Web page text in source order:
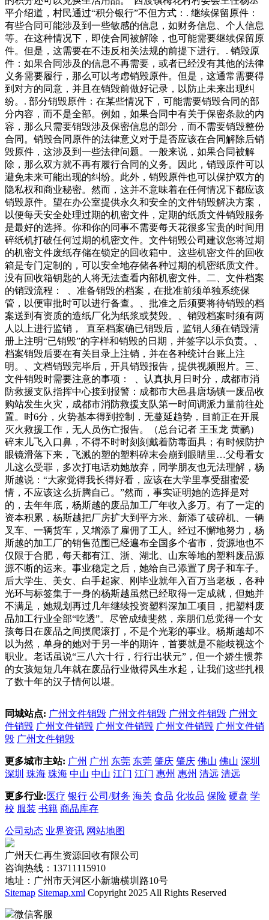
平介绍道，村民通过“积分银行”不但方式：. 继续保留原件：
有些合同可能涉及到一些敏感的信息，如财务信息、个人信息
等。在这种情况下，即使合同被解除，也可能需要继续保留原
件。但是，这需要在不违反相关法规的前提下进行。. 销毁原
件：如果合同涉及的信息不再需要，或者已经没有其他的法律
义务需要履行，那么可以考虑销毁原件。但是，这通常需要得
到对方的同意，并且在销毁前做好记录，以防止未来出现纠
纷。. 部分销毁原件：在某些情况下，可能需要销毁合同的部
分内容，而不是全部。例如，如果合同中有关于保密条款的内
容，那么只需要销毁涉及保密信息的部分，而不需要销毁整份
合同。销毁合同原件的法律意义对于是否应该在合同解除后销
毁原件，这涉及到一些法律问题。一般来说，如果合同被解
除，那么双方就不再有履行合同的义务。因此，销毁原件可以
避免未来可能出现的纠纷。此外，销毁原件也可以保护双方的
隐私权和商业秘密。然而，这并不意味着在任何情况下都应该
销毁原件。望在办公室提供永久和安全的文件销毁解决方案，
以便每天安全处理过期的机密文件，定期的纸质文件销毁服务
是最好的选择。你和你的同事不需要每天花很多宝贵的时间用
碎纸机打破任何过期的机密文件。文件销毁公司建议您将过期
的机密文件废纸存储在锁定的回收箱中。这些机密文件的回收
箱是专门定制的，可以安全地存储各种过期的机密纸质文件。
没有回收箱钥匙的人将无法查看内部机密文件。二、文件档案
的销毁流程： 、准备销毁的档案，在批准前须单独系统保
管，以便审批时可以进行备查。、批准之后须要将待销毁的档
案送到有资质的造纸厂化为纸浆或焚毁。、销毁档案时须有两
人以上进行监销， 直至档案确已销毁后，监销人须在销毁清
册上注明“已销毁”的字样和销毁的日期，并签字以示负责。、
档案销毁后要在有关目录上注销，并在各种统计台账上注
明。、文档销毁完毕后，开具销毁报告，提供视频照片。三、
文件销毁时需要注意的事项： 、认真执月日时分，成都市消
防救援支队指挥中心接到报警：成都市大邑县唐场镇一废品收
购站发生火灾，成都市消防救援支队第一时间调派力量前往处
置。时6分，火势基本得到控制，无蔓延趋势，目前正在开展
灭火救援工作，无人员伤亡报告。（总台记者 王玉龙 黄鹂）
碎末儿飞入口鼻，不得不时时刻刻戴着防毒面具；有时候防护
眼镜滑落下来，飞溅的塑的塑料碎末会崩到眼睛里…父母看女
儿这么受罪，多次打电话劝她放弃，同学朋友也无法理解，杨
斯越说：“大家觉得我长得好看，应该在大学里享受甜蜜爱
情，不应该这么折腾自己。”然而，事实证明她的选择是对
的，去年年底，杨斯越的废品加工厂年收入多万。有了一定的
资本积累，杨斯越把厂房扩大到平方米、新添了破碎机、一辆
叉车、一辆货车，又增添了雇佣了工人。经过不懈地努力，杨
斯越的加工厂的销售范围已经遍布全国多个省市，货源地也不
仅限于合肥，每天都有江、浙、湖北、山东等地的塑料废品源
源不断的运来。事业稳定之后，她给自己添置了房子和车子。
后大学生、美女、白手起家、刚毕业就年入百万当老板，各种
光环与标签集于一身的杨斯越虽然已经取得一定成就，但她并
不满足，她规划再过几年继续投资塑料深加工项目，把塑料废
品加工行业全部“吃透”。尽管成绩斐然，亲朋们总觉得一个女
孩每日在废品之间摸爬滚打，不是个光彩的事业。杨斯越却不
以为然，单身的她对于另一半的期许，首要就是不能歧视这个
职业。老话虽说“三八六十行，行行出状元”，但一个娇生惯养
的女孩短短几年就在废品行业做得风生水起，让我们这些扎根
了数十年的汉子情何以堪。
同城站点: 广州文件销毁 广州文件销毁 广州文件销毁 广州文
件销毁 广州文件销毁 广州文件销毁 广州文件销毁 广州文件销
毁 广州文件销毁
更多城市主站: 广州 广州 东莞 东莞 肇庆 肇庆 佛山 佛山 深圳
深圳 珠海 珠海 中山 中山 江门 江门 惠州 惠州 清远 清远
更多行业:医疗 银行 公司/财务 海关 食品 化妆品 保险 硬盘 学
校 服装 书籍 商品库存
公司动态 业界资讯 网站地图
广州天仁再生资源回收有限公司
咨询热线：13711115910
地址：广州市天河区小新塘横圳路10号
Sitemap Sitemap.xml Copyright 2025 All Rights Reserved
微信客服